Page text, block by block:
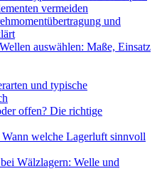
vermeiden
und
auswählen: Maße, Einsatz
und typische
offen? Die richtige
welche Lagerluft sinnvoll
Wälzlagern: Welle und